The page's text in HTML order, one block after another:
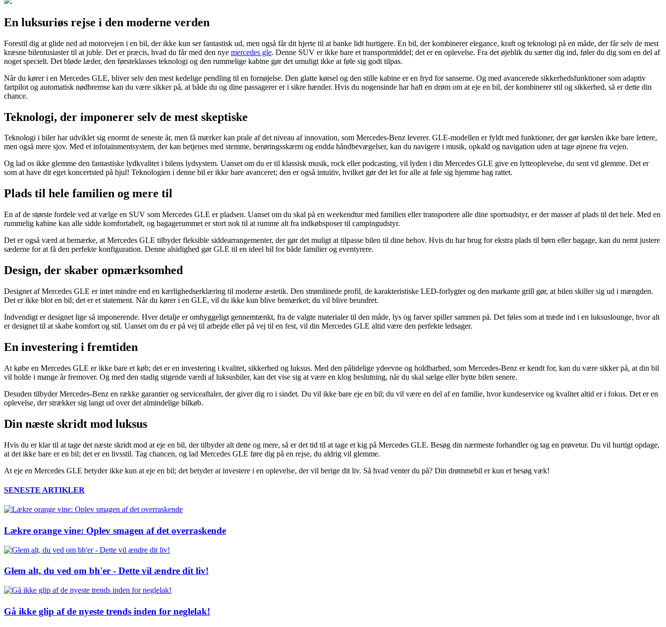
En luksuriøs rejse i den moderne verden
Forestil dig at glide ned ad motorvejen i en bil, der ikke kun ser fantastisk ud, men også får dit hjerte til at banke lidt hurtigere. En bil, der kombinerer elegance, kraft og teknologi på en måde, der får selv de mest
kræsne bilentusiaster til at juble. Det er præcis, hvad du får med den nye mercedes gle. Denne SUV er ikke bare et transportmiddel; det er en oplevelse. Fra det øjeblik du sætter dig ind, føler du dig som en del af
noget specielt. Det bløde læder, den førsteklasses teknologi og den rummelige kabine gør det umuligt ikke at føle sig godt tilpas.
Når du kører i en Mercedes GLE, bliver selv den mest kedelige pendling til en fornøjelse. Den glatte kørsel og den stille kabine er en fryd for sanserne. Og med avancerede sikkerhedsfunktioner som adaptiv
fartpilot og automatisk nødbremse kan du være sikker på, at både du og dine passagerer er i sikre hænder. Hvis du nogensinde har haft en drøm om at eje en bil, der kombinerer stil og sikkerhed, så er dette din
chance.
Teknologi, der imponerer selv de mest skeptiske
Teknologi i biler har udviklet sig enormt de seneste år, men få mærker kan prale af det niveau af innovation, som Mercedes-Benz leverer. GLE-modellen er fyldt med funktioner, der gør kørslen ikke bare lettere,
men også mere sjov. Med et infotainmentsystem, der kan betjenes med stemme, berøringsskærm og endda håndbevægelser, kan du navigere i musik, opkald og navigation uden at tage øjnene fra vejen.
Og lad os ikke glemme den fantastiske lydkvalitet i bilens lydsystem. Uanset om du er til klassisk musik, rock eller podcasting, vil lyden i din Mercedes GLE give en lytteoplevelse, du sent vil glemme. Det er
som at have dit eget koncertsted på hjul! Teknologien i denne bil er ikke bare avanceret; den er også intuitiv, hvilket gør det let for alle at føle sig hjemme bag rattet.
Plads til hele familien og mere til
En af de største fordele ved at vælge en SUV som Mercedes GLE er pladsen. Uanset om du skal på en weekendtur med familien eller transportere alle dine sportsudstyr, er der masser af plads til det hele. Med en
rummelig kabine kan alle sidde komfortabelt, og bagagerummet er stort nok til at rumme alt fra indkøbsposer til campingudstyr.
Det er også værd at bemærke, at Mercedes GLE tilbyder fleksible siddearrangementer, der gør det muligt at tilpasse bilen til dine behov. Hvis du har brug for ekstra plads til børn eller bagage, kan du nemt justere
sæderne for at få den perfekte konfiguration. Denne alsidighed gør GLE til en ideel bil for både familier og eventyrere.
Design, der skaber opmærksomhed
Designet af Mercedes GLE er intet mindre end en kærlighedserklæring til moderne æstetik. Den strømlinede profil, de karakteristiske LED-forlygter og den markante grill gør, at bilen skiller sig ud i mængden.
Det er ikke blot en bil; det er et statement. Når du kører i en GLE, vil du ikke kun blive bemærket; du vil blive beundret.
Indvendigt er designet lige så imponerende. Hver detalje er omhyggeligt gennemtænkt, fra de valgte materialer til den måde, lys og farver spiller sammen på. Det føles som at træde ind i en luksuslounge, hvor alt
er designet til at skabe komfort og stil. Uanset om du er på vej til arbejde eller på vej til en fest, vil din Mercedes GLE altid være den perfekte ledsager.
En investering i fremtiden
At købe en Mercedes GLE er ikke bare et køb; det er en investering i kvalitet, sikkerhed og luksus. Med den pålidelige ydeevne og holdbarhed, som Mercedes-Benz er kendt for, kan du være sikker på, at din bil
vil holde i mange år fremover. Og med den stadig stigende værdi af luksusbiler, kan det vise sig at være en klog beslutning, når du skal sælge eller bytte bilen senere.
Desuden tilbyder Mercedes-Benz en række garantier og serviceaftaler, der giver dig ro i sindet. Du vil ikke bare eje en bil; du vil være en del af en familie, hvor kundeservice og kvalitet altid er i fokus. Det er en
oplevelse, der strækker sig langt ud over det almindelige bilkøb.
Din næste skridt mod luksus
Hvis du er klar til at tage det næste skridt mod at eje en bil, der tilbyder alt dette og mere, så er det tid til at tage et kig på Mercedes GLE. Besøg din nærmeste forhandler og tag en prøvetur. Du vil hurtigt opdage,
at det ikke bare er en bil; det er en livsstil. Tag chancen, og lad Mercedes GLE føre dig på en rejse, du aldrig vil glemme.
At eje en Mercedes GLE betyder ikke kun at eje en bil; det betyder at investere i en oplevelse, der vil berige dit liv. Så hvad venter du på? Din drømmebil er kun et besøg væk!
SENESTE ARTIKLER
Lækre orange vine: Oplev smagen af det overraskende
Glem alt, du ved om bh'er - Dette vil ændre dit liv!
Gå ikke glip af de nyeste trends inden for neglelak!